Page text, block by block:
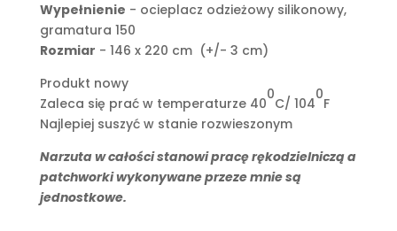
Wypełnienie - ocieplacz odzieżowy silikonowy,
gramatura 150
Rozmiar - 146 x 220 cm (+/- 3 cm)
Produkt nowy
Zaleca się prać w temperaturze 40
0
C/ 104
0
F
Najlepiej suszyć w stanie rozwieszonym
Narzuta w całości stanowi pracę rękodzielniczą a
patchworki wykonywane przeze mnie są
jednostkowe.